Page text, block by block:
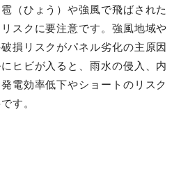
（ひょう）や強風で飛ばされた
スクに要注意です。強風地域や
損リスクがパネル劣化の主原因
ヒビが入ると、雨水の侵入、内
電効率低下やショートのリスク
す。